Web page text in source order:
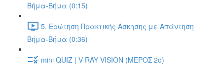
Βήμα-Βήμα (0:15)
5. Ερώτηση Πρακτικής Άσκησης με Απάντηση
Βήμα-Βήμα (0:36)
mini QUIZ | V-RAY VISION (ΜΕΡΟΣ 2ο)